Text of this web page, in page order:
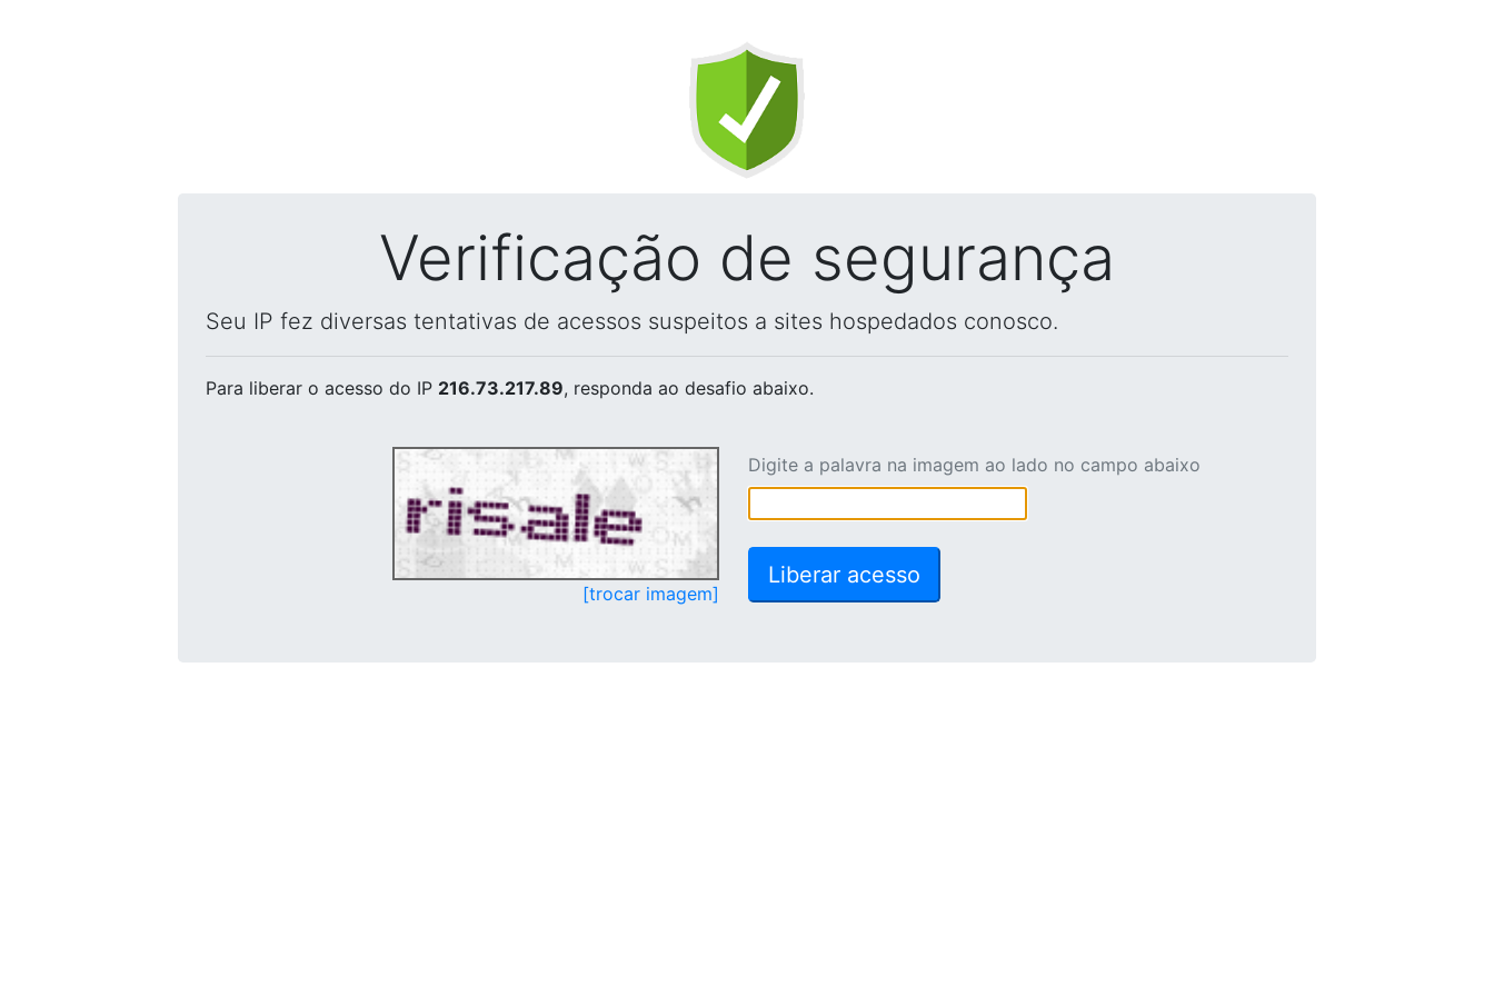
Verificação de segurança
Seu IP fez diversas tentativas de acessos suspeitos a sites hospedados conosco.
Para liberar o acesso do IP 216.73.217.89, responda ao desafio abaixo.
[trocar imagem]
Digite a palavra na imagem ao lado no campo abaixo